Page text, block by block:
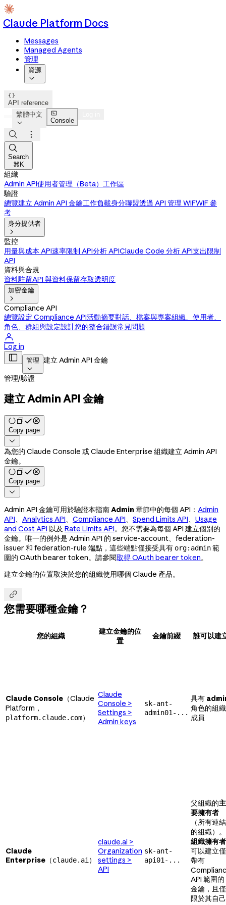
Claude Platform Docs
Messages
Managed Agents
管理
資源


API reference
繁體中文


Console



Search
⌘K
組織
Admin API使用者管理（Beta） 工作區
驗證
總覽建立 Admin API 金鑰工作負載身分聯盟透過 API 管理 WIFWIF 參
考
身分提供者

監控
用量與成本 API速率限制 API分析 APIClaude Code 分析 API支出限制
API
資料與合規
資料駐留API 與資料保留存取透明度
加密金鑰

Compliance API
總覽設定 Compliance API活動摘要對話、檔案與專案組織、使用者、
角色、群組與設定設計您的整合錯誤常見問題

Log in
 管理

建立 Admin API 金鑰
管理/驗證
建立 Admin API 金鑰
Copy page

為您的 Claude Console 或 Claude Enterprise 組織建立 Admin API
金鑰。
Copy page

Admin API 金鑰可用於驗證本指南Admin 章節中的每個 API： Admin
API、 Analytics API、 Compliance API、 Spend Limits API、 Usage
and Cost API 以及 Rate Limits API。您不需要為每個 API 建立個別的
金鑰。唯一的例外是 Admin API 的 service-account、federation-
issuer 和 federation-rule 端點，這些端點僅接受具有 org:admin範
圍的 OAuth bearer token。請參閱取得 OAuth bearer token。
建立金鑰的位置取決於您的組織使用哪個 Claude 產品。

您需要哪種金鑰？
您的組織
建立金鑰的位
置
金鑰前綴 誰可以建
Claude Console （Claude
Platform，
platform.claude.com）
Claude
Console >
Settings >
Admin keys
sk-ant-
admin01-...
具有
角色的組織
成員
Claude
Enterprise （claude.ai ）
claude.ai >
Organization
settings >
API
sk-ant-
api01-...
父組織的主
要擁有者
（所有連結
的組織）。
組織擁有者
可以建立僅
帶有
API 範圍的
金鑰，且僅
限於其自己